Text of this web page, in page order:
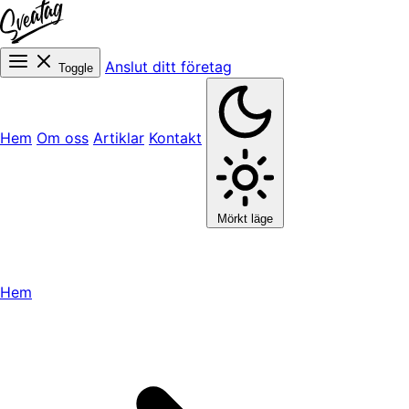
Toggle Anslut ditt företag
Hem Om oss Artiklar Kontakt
Mörkt läge
Hem